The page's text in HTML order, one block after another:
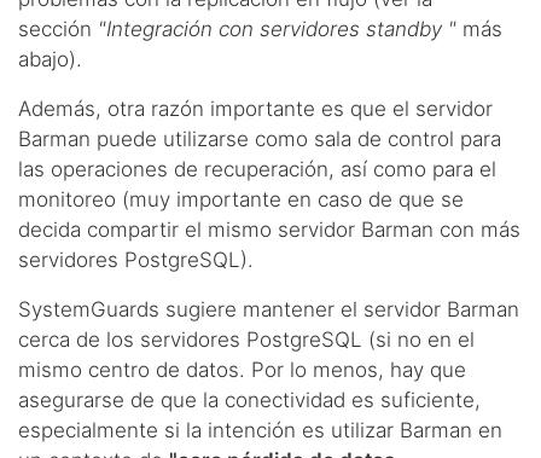
sección "Integración con servidores standby " más
abajo).
Además, otra razón importante es que el servidor
Barman puede utilizarse como sala de control para
las operaciones de recuperación, así como para el
monitoreo (muy importante en caso de que se
decida compartir el mismo servidor Barman con más
servidores PostgreSQL).
SystemGuards sugiere mantener el servidor Barman
cerca de los servidores PostgreSQL (si no en el
mismo centro de datos. Por lo menos, hay que
asegurarse de que la conectividad es suficiente,
especialmente si la intención es utilizar Barman en